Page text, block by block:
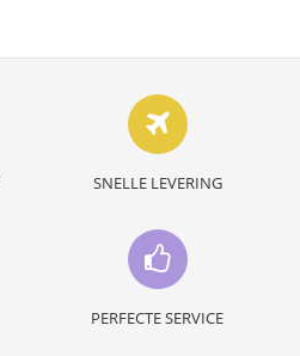
SNELLE LEVERING
PERFECTE SERVICE